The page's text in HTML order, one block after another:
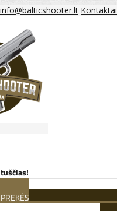
info@balticshooter.lt Kontaktai